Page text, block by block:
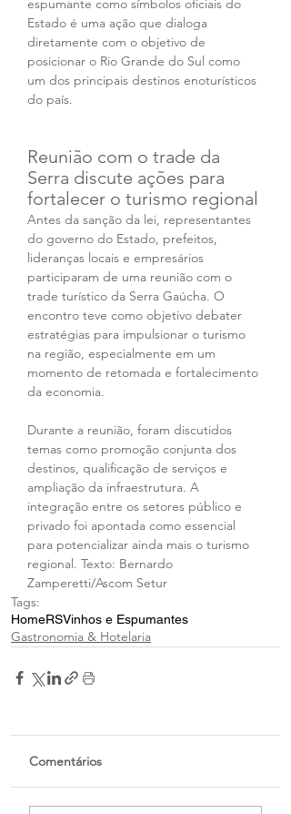
espumante como símbolos oficiais do
Estado é uma ação que dialoga
diretamente com o objetivo de
posicionar o Rio Grande do Sul como
um dos principais destinos enoturísticos
do país.
Reunião com o trade da
Serra discute ações para
fortalecer o turismo regional
Antes da sanção da lei, representantes
do governo do Estado, prefeitos,
lideranças locais e empresários
participaram de uma reunião com o
trade turístico da Serra Gaúcha. O
encontro teve como objetivo debater
estratégias para impulsionar o turismo
na região, especialmente em um
momento de retomada e fortalecimento
da economia.
Durante a reunião, foram discutidos
temas como promoção conjunta dos
destinos, qualificação de serviços e
ampliação da infraestrutura. A
integração entre os setores público e
privado foi apontada como essencial
para potencializar ainda mais o turismo
regional. Texto: Bernardo
Zamperetti/Ascom Setur
Tags:
HomeRSVinhos e Espumantes
Gastronomia & Hotelaria
Comentários